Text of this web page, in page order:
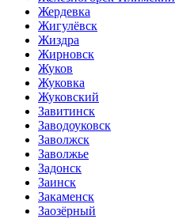
Жердевка
Жигулёвск
Жиздра
Жирновск
Жуков
Жуковка
Жуковский
Завитинск
Заводоуковск
Заволжск
Заволжье
Задонск
Заинск
Закаменск
Заозёрный